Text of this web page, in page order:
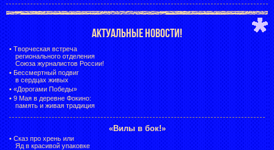
АКТУАЛЬНЫЕ НОВОСТИ!
• Творческая встреча
регионального отделения
Союза журналистов России!
• Бессмертный подвиг
в сердцах живых
• «Дорогами Победы»
• 9 Мая в деревне Фокино:
память и живая традиция
«Вилы в бок!»
• Сказ про хрень или
Яд в красивой упаковке